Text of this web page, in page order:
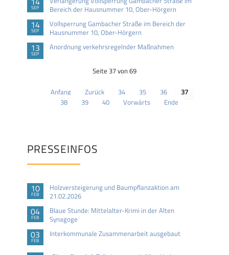
SEP
Bereich der Hausnummer 10, Ober-Hörgern
14
SEP
Vollsperrung Gambacher Straße im Bereich der
Hausnummer 10, Ober-Hörgern
13
SEP
Anordnung verkehrsregelnder Maßnahmen
Seite 37 von 69
Anfang Zurück 34 35 36
37
38
39 40 Vorwärts Ende
PRESSEINFOS
10
FEB
Holzversteigerung und Baumpflanzaktion am
21.02.2026
04
FEB
Blaue Stunde: Mittelalter-Krimi in der Alten
Synagoge
03
FEB
Interkommunale Zusammenarbeit ausgebaut